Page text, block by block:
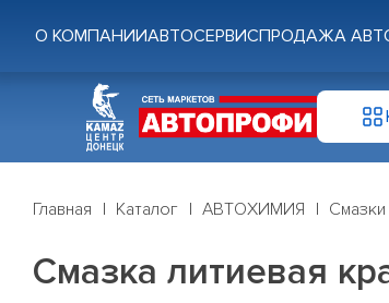
О КОМПАНИИАВТОСЕРВИСПРОДАЖА
Главная Каталог АВТОХИМИЯ
Смазка литиевая